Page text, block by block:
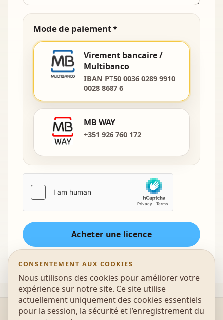
Mode de paiement *
Virement bancaire /
Multibanco
IBAN PT50 0036 0289 9910
0028 8687 6
MB WAY
+351 926 760 172
Acheter une licence
@2026 UonAir - Escola de parapente, Educação
CONSENTEMENT AUX COOKIES
Nous utilisons des cookies pour améliorer votre
expérience sur notre site. Ce site utilise
actuellement uniquement des cookies essentiels
pour la session, la sécurité et l’enregistrement du